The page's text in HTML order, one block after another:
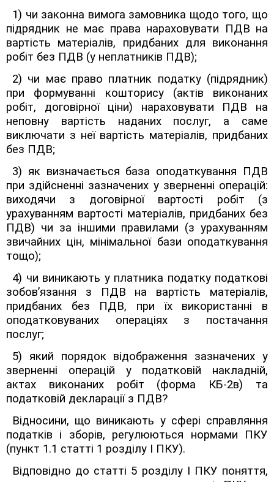
1) чи законна вимога замовника щодо того, що
підрядник не має права нараховувати ПДВ на
вартість матеріалів, придбаних для виконання
робіт без ПДВ (у неплатників ПДВ);
2) чи має право платник податку (підрядник)
при формуванні кошторису (актів виконаних
робіт, договірної ціни) нараховувати ПДВ на
неповну вартість наданих послуг, а саме
виключати з неї вартість матеріалів, придбаних
без ПДВ;
3) як визначається база оподаткування ПДВ
при здійсненні зазначених у зверненні операцій:
виходячи з договірної вартості робіт (з
урахуванням вартості матеріалів, придбаних без
ПДВ) чи за іншими правилами (з урахуванням
звичайних цін, мінімальної бази оподаткування
тощо);
4) чи виникають у платника податку податкові
зобов’язання з ПДВ на вартість матеріалів,
придбаних без ПДВ, при їх використанні в
оподатковуваних операціях з постачання
послуг;
5) який порядок відображення зазначених у
зверненні операцій у податковій накладній,
актах виконаних робіт (форма КБ-2в) та
податковій декларації з ПДВ?
Відносини, що виникають у сфері справляння
податків і зборів, регулюються нормами ПКУ
(пункт 1.1 статті 1 розділу І ПКУ).
Відповідно до статті 5 розділу І ПКУ поняття,